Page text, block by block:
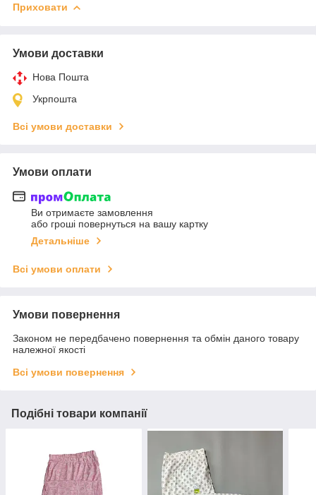
Приховати
Умови доставки
Нова Пошта
Укрпошта
Всі умови доставки
Умови оплати
Ви отримаєте замовлення
або гроші повернуться на вашу картку
Детальніше
Всі умови оплати
Умови повернення
Законом не передбачено повернення та обмін даного товару
належної якості
Всі умови повернення
Подібні товари компанії